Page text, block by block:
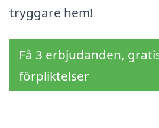
tryggare hem!
Få 3 erbjudanden,
förpliktelser